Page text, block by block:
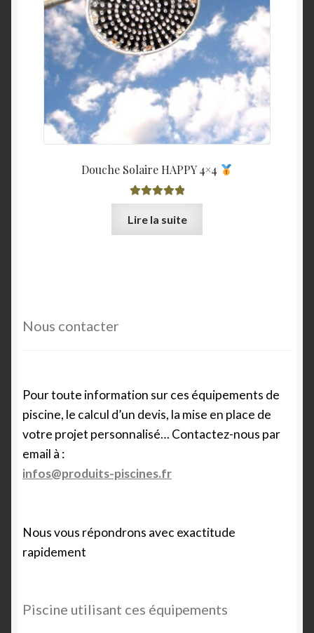
Douche Solaire HAPPY 4×4
Note5.00sur
5
Lire la suite
Nous contacter
Pour toute information sur ces équipements de
piscine, le calcul d’un devis, la mise en place de
votre projet personnalisé… Contactez-nous par
email à :
infos@produits-piscines.fr
Nous vous répondrons avec exactitude
rapidement
Piscine utilisant ces équipements